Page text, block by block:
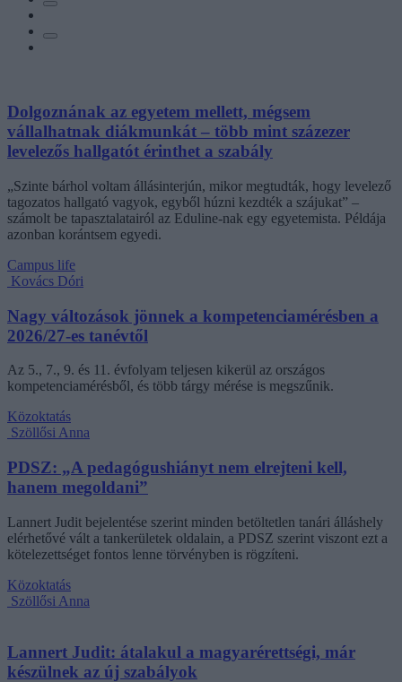
Dolgoznának az egyetem mellett, mégsem
vállalhatnak diákmunkát – több mint százezer
levelezős hallgatót érinthet a szabály
„Szinte bárhol voltam állásinterjún, mikor megtudták, hogy levelező
tagozatos hallgató vagyok, egyből húzni kezdték a szájukat” –
számolt be tapasztalatairól az Eduline-nak egy egyetemista. Példája
azonban korántsem egyedi.
Campus life
Kovács Dóri
Nagy változások jönnek a kompetenciamérésben a
2026/27-es tanévtől
Az 5., 7., 9. és 11. évfolyam teljesen kikerül az országos
kompetenciamérésből, és több tárgy mérése is megszűnik.
Közoktatás
Szöllősi Anna
PDSZ: „A pedagógushiányt nem elrejteni kell,
hanem megoldani”
Lannert Judit bejelentése szerint minden betöltetlen tanári álláshely
elérhetővé vált a tankerületek oldalain, a PDSZ szerint viszont ezt a
kötelezettséget fontos lenne törvényben is rögzíteni.
Közoktatás
Szöllősi Anna
Lannert Judit: átalakul a magyarérettségi, már
készülnek az új szabályok